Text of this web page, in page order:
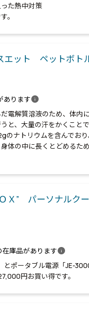
た熱中対策
。
ット ペットボト
ありますinfo
電解質溶液のため、体内
と、大量の汗をかくこと
のナトリウムを含んでお
体の中に長くとどめるた
Ｘ” パーソナルク
在庫品がありますinfo
ポータブル電源「JE-
円お買い得です。